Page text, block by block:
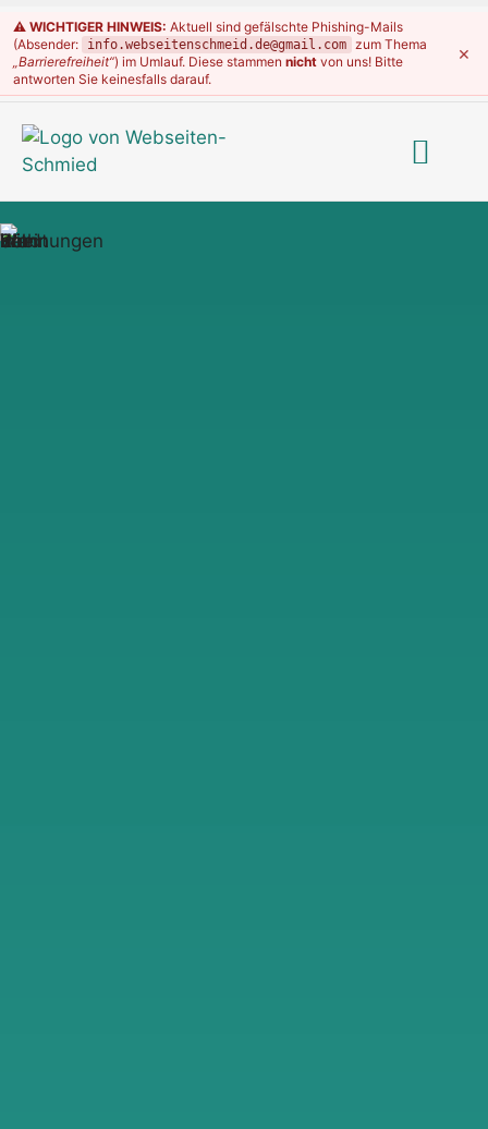
⚠️ WICHTIGER HINWEIS: Aktuell sind gefälschte Phishing-Mails
(Absender:
info.webseitenschmeid.de@gmail.com zum Thema
„Barrierefreiheit“) im Umlauf. Diese stammen nicht von uns! Bitte
antworten Sie keinesfalls darauf.
×